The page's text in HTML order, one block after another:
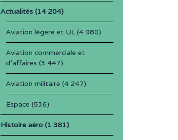
Actualités(14 204)
Aviation légère et UL(4 980)
Aviation commerciale et
d'affaires (3 447)
Aviation militaire (4 247)
Espace (536)
Histoire aéro(1 381)